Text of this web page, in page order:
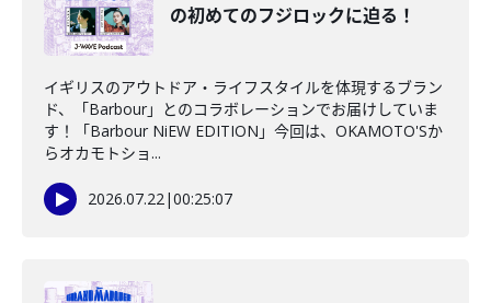
の初めてのフジロックに迫る！
イギリスのアウトドア・ライフスタイルを体現するブラン
ド、「Barbour」とのコラボレーションでお届けしていま
す！「Barbour NiEW EDITION」今回は、OKAMOTO'Sか
らオカモトショ...
2026.07.22|00:25:07